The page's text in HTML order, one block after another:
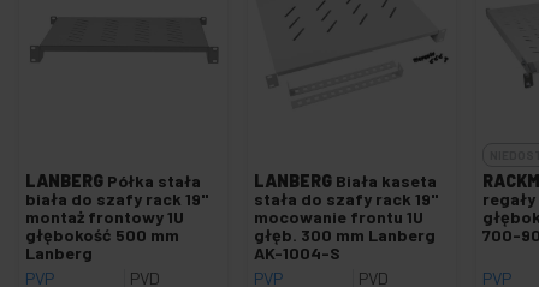
LANBERG Półka stała
biała do szafy rack 19"
montaż frontowy 1U
głębokość 500 mm
Lanberg
PVP
PVD
LANBERG Biała kaseta
stała do szafy rack 19"
mocowanie frontu 1U
głęb. 300 mm Lanberg
AK-1004-S
PVP
PVD
regały
700-
PVP